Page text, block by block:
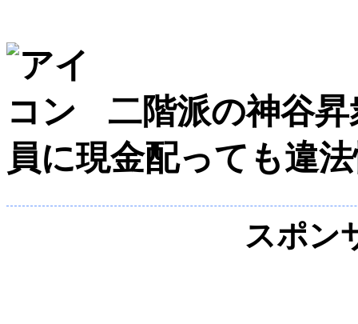
二階派の神谷
員に現金配っても違
スポン